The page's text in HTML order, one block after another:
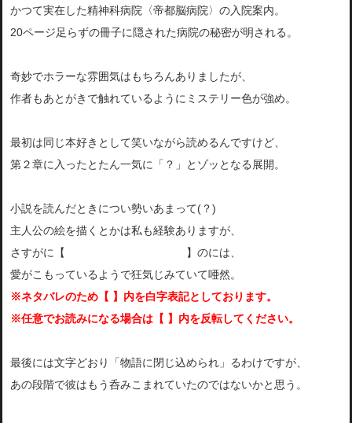
かつて実在した精神科病院〈帝都脳病院〉の入院案内。
20ページ足らずの冊子に隠された病院の秘密が明される。
奇妙でホラーな雰囲気はもちろんありましたが、
作者もあとがきで触れているようにミステリー色が強め。
最初は同じ本好きとして笑いながら読めるんですけど、
第２章に入ったとたん一気に「？」とゾッとなる展開。
小説を読んだときについ勢いあまって(？)
主人公の絵を描くとかは私も経験ありますが、
さすがに【
】のには、
愛がこもっているようで狂気じみていて唖然。
※ネタバレのため【 】内を白字表記としております。
※任意でお読みになる場合は【 】内を反転してください。
最後には文字どおり「物語に閉じ込められ」るわけですが、
あの段階で彼はもう呑みこまれていたのではないかと思う。